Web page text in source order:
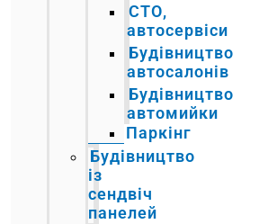
СТО,
автосервіси
Будівництво
автосалонів
Будівництво
автомийки
Паркінг
Будівництво
із
сендвіч
панелей